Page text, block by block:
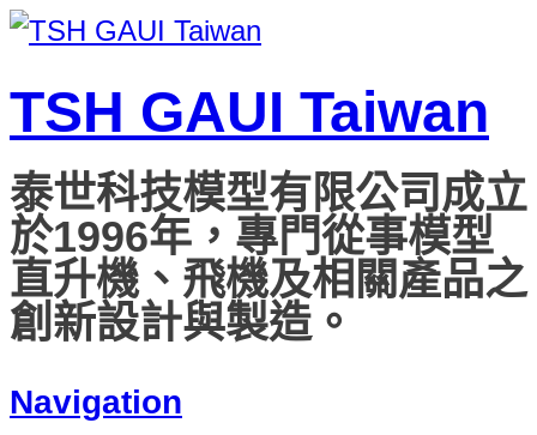
TSH GAUI Taiwan
泰世科技模型有限公司成立
於1996年，專門從事模型
直升機、飛機及相關產品之
創新設計與製造。
Navigation